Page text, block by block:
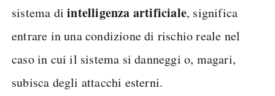
sistema diintelligenza artificiale, significa
entrare in una condizione di rischio reale nel
caso in cui il sistema si danneggi o, magari,
subisca degli attacchi esterni.